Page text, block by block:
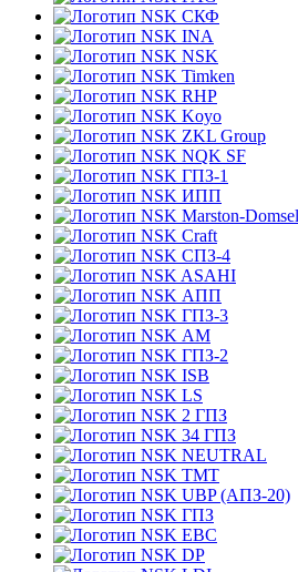
СКФ
INA
NSK
Timken
RHP
Koyo
ZKL Group
NQK SF
ГПЗ-1
ИПП
Marston-Domsel
Craft
СПЗ-4
ASAHI
АПП
ГПЗ-3
АМ
ГПЗ-2
ISB
LS
2 ГПЗ
34 ГПЗ
NEUTRAL
TMT
UBP (АПЗ-20)
ГПЗ
EBC
DP